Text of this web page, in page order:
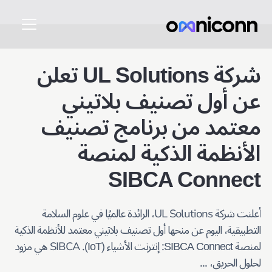
شركة UL Solutions تعلن
عن أول تصنيف بلاتيني
معتمد من برنامج تصنيف
الأنظمة الذكية لمنصة
SIBCA Connect
أعلنت شركةUL Solutions، الرائدة عالميًا في علوم السلامة
التطبيقية، اليوم عن منحها أول تصنيف بلاتيني معتمد للأنظمة الذكية
لمنصة SIBCA Connect: إنترنت الأشياء (IoT). SIBCA هي مزود
لحلول الحريق، ...